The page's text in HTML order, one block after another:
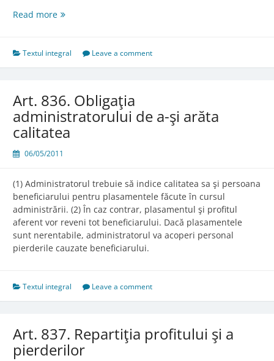
Read moreArt.
de
reparare
pentru
plasamentele
nesigure
Textul integral Leave a comment
Art. 836. Obligaţia
administratorului de a-şi arăta
calitatea
06/05/2011
(1) Administratorul trebuie să indice calitatea sa şi persoana
beneficiarului pentru plasamentele făcute în cursul
administrării. (2) În caz contrar, plasamentul şi profitul
aferent vor reveni tot beneficiarului. Dacă plasamentele
sunt nerentabile, administratorul va acoperi personal
pierderile cauzate beneficiarului.
Textul integral Leave a comment
Art. 837. Repartiţia profitului şi a
pierderilor